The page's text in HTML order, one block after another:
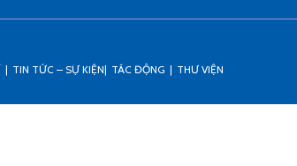
TIN TỨC – SỰ KIỆN TÁC ĐỘNG
THƯ VIỆN